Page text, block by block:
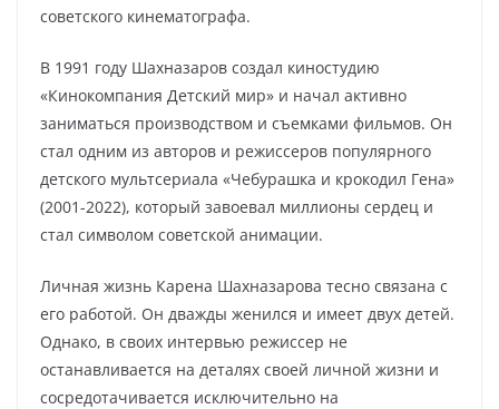
советского кинематографа.
В 1991 году Шахназаров создал киностудию
«Кинокомпания Детский мир» и начал активно
заниматься производством и съемками фильмов. Он
стал одним из авторов и режиссеров популярного
детского мультсериала «Чебурашка и крокодил Гена»
(2001-2022), который завоевал миллионы сердец и
стал символом советской анимации.
Личная жизнь Карена Шахназарова тесно связана с
его работой. Он дважды женился и имеет двух детей.
Однако, в своих интервью режиссер не
останавливается на деталях своей личной жизни и
сосредотачивается исключительно на